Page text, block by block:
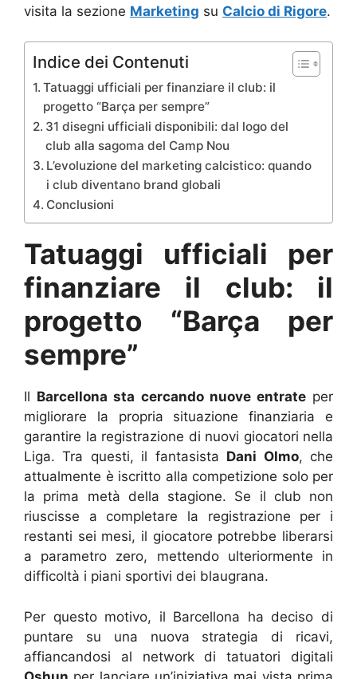
visita la sezione Marketing su Calcio di Rigore.
Indice dei Contenuti
Tatuaggi ufficiali per finanziare il club: il
progetto “Barça per sempre”
31 disegni ufficiali disponibili: dal logo del
club alla sagoma del Camp Nou
L’evoluzione del marketing calcistico: quando
i club diventano brand globali
Conclusioni
Tatuaggi ufficiali per
finanziare il club: il
progetto “Barça per
sempre”
Il Barcellona sta cercando nuove entrateper
migliorare la propria situazione finanziaria e
garantire la registrazione di nuovi giocatori nella
Liga. Tra questi, il fantasista Dani Olmo, che
attualmente è iscritto alla competizione solo per
la prima metà della stagione. Se il club non
riuscisse a completare la registrazione per i
restanti sei mesi, il giocatore potrebbe liberarsi
a parametro zero, mettendo ulteriormente in
difficoltà i piani sportivi dei blaugrana.
Per questo motivo, il Barcellona ha deciso di
puntare su una nuova strategia di ricavi,
affiancandosi al network di tatuatori digitali